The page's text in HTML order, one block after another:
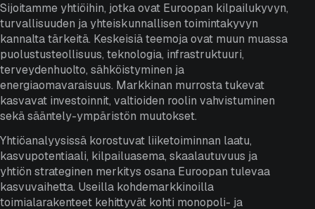
Sijoitamme yhtiöihin, jotka ovat Euroopan kilpailukyvyn,
turvallisuuden ja yhteiskunnallisen toimintakyvyn
kannalta tärkeitä. Keskeisiä teemoja ovat muun muassa
puolustusteollisuus, teknologia, infrastruktuuri,
terveydenhuolto, sähköistyminen ja
energiaomavaraisuus. Markkinan murrosta tukevat
kasvavat investoinnit, valtioiden roolin vahvistuminen
sekä sääntely-ympäristön muutokset.
Yhtiöanalyysissä korostuvat liiketoiminnan laatu,
kasvupotentiaali, kilpailuasema, skaalautuvuus ja
yhtiön strateginen merkitys osana Euroopan tulevaa
kasvuvaihetta. Useilla kohdemarkkinoilla
toimialarakenteet kehittyvät kohti monopoli- ja